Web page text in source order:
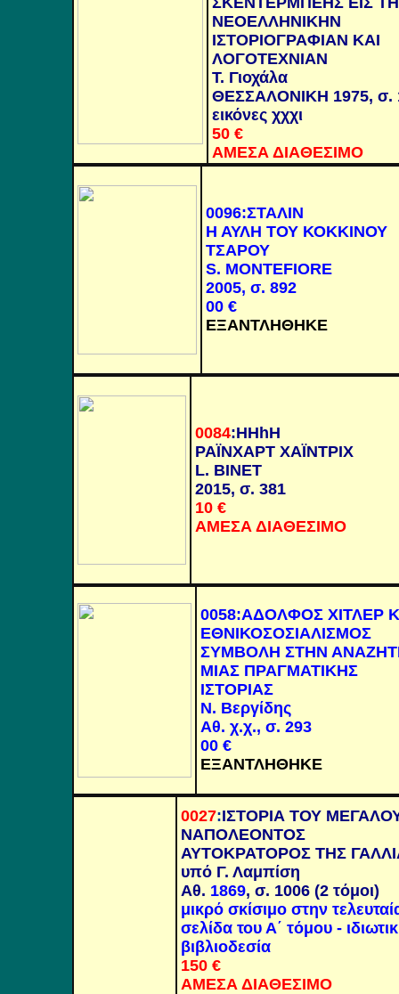
ΝΕΟΕΛΛΗΝΙΚΗΝ
ΙΣΤΟΡΙΟΓΡΑΦΙΑΝ ΚΑΙ
ΛΟΓΟΤΕΧΝΙΑΝ
Τ. Γιοχάλα
ΘΕΣΣΑΛΟΝΙΚΗ 1975, σ.
εικόνες χχχι
50€
ΑΜΕΣΑ ΔΙΑΘΕΣΙΜΟ
0096:ΣΤΑΛΙΝ
Η ΑΥΛΗ ΤΟΥ ΚΟΚΚΙΝΟΥ
ΤΣΑΡΟΥ
S. MONTEFIORE
2005, σ. 892
00€
ΕΞΑΝΤΛΗΘΗΚΕ
0084:HHhH
ΡΑΪΝΧΑΡΤ ΧΑΪΝΤΡΙΧ
L. BINET
2015, σ. 381
10€
ΑΜΕΣΑ ΔΙΑΘΕΣΙΜΟ
0058:ΑΔΟΛΦΟΣ ΧΙΤΛΕΡ
ΕΘΝΙΚΟΣΟΣΙΑΛΙΣΜΟΣ
ΣΥΜΒΟΛΗ ΣΤΗΝ
ΜΙΑΣ ΠΡΑΓΜΑΤΙΚΗΣ
ΙΣΤΟΡΙΑΣ
Ν. Βεργίδης
Αθ. χ.χ., σ. 293
00€
ΕΞΑΝΤΛΗΘΗΚΕ
0027:ΙΣΤΟΡΙΑ ΤΟΥ
ΝΑΠΟΛΕΟΝΤΟΣ
ΑΥΤΟΚΡΑΤΟΡΟΣ ΤΗΣ
υπό Γ. Λαμπίση
Αθ. 1869, σ. 1006 (2 τόμοι)
μικρό σκίσιμο στην
σελίδα του Α΄ τόμου-
βιβλιοδεσία
150€
ΑΜΕΣΑ ΔΙΑΘΕΣΙΜΟ